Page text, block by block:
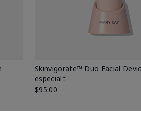
Skinvigorate™ Duo Facial
especial†
$95.00